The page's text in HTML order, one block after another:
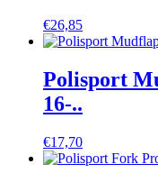
€26,85
Polisport
16-..
€17,70